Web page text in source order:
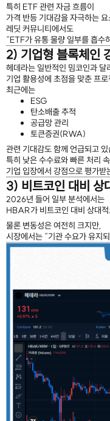
특히 ETF 관련 자금 흐름이
가격 반등 기대감을 자극하는
레딧 커뮤니티에서도
“ETF가 유통 물량 일부를 흡수
2) 기업형 블록체인
헤데라는 일반적인 밈코인과 달
기업 활용성에 초점을 맞춘 프
최근에는
ESG
탄소배출 추적
공급망 관리
토큰증권(RWA)
관련 기대감도 함께 언급되고 있
특히 낮은 수수료와 빠른 처리
기업 입장에서 강점으로 평가받
3) 비트코인 대비 상
2026년 들어 일부 분석에서는
HBAR가 비트코인 대비 상대
물론 변동성은 여전히 크지만,
시장에서는 “기관 수요가 유지